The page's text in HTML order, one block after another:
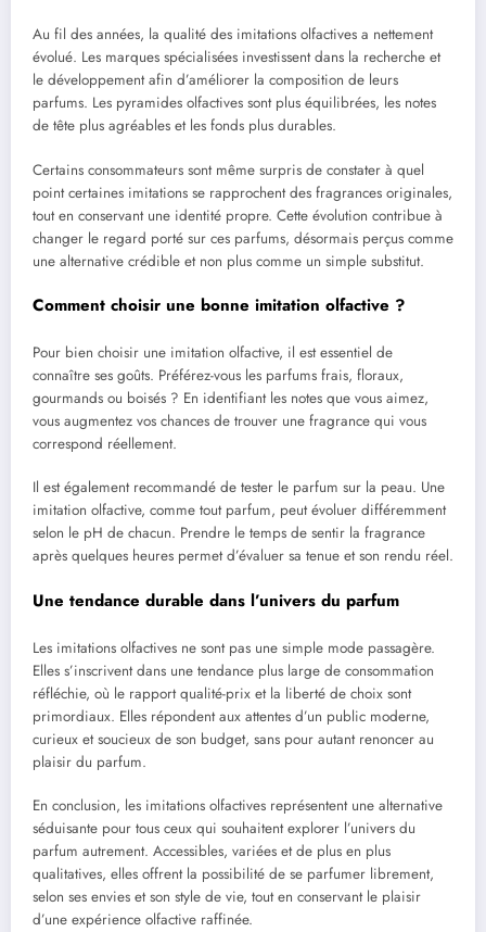
Au fil des années, la qualité des imitations olfactives a nettement
évolué. Les marques spécialisées investissent dans la recherche et
le développement afin d’améliorer la composition de leurs
parfums. Les pyramides olfactives sont plus équilibrées, les notes
de tête plus agréables et les fonds plus durables.
Certains consommateurs sont même surpris de constater à quel
point certaines imitations se rapprochent des fragrances originales,
tout en conservant une identité propre. Cette évolution contribue à
changer le regard porté sur ces parfums, désormais perçus comme
une alternative crédible et non plus comme un simple substitut.
Comment choisir une bonne imitation olfactive ?
Pour bien choisir une imitation olfactive, il est essentiel de
connaître ses goûts. Préférez-vous les parfums frais, floraux,
gourmands ou boisés ? En identifiant les notes que vous aimez,
vous augmentez vos chances de trouver une fragrance qui vous
correspond réellement.
Il est également recommandé de tester le parfum sur la peau. Une
imitation olfactive, comme tout parfum, peut évoluer différemment
selon le pH de chacun. Prendre le temps de sentir la fragrance
après quelques heures permet d’évaluer sa tenue et son rendu réel.
Une tendance durable dans l’univers du parfum
Les imitations olfactives ne sont pas une simple mode passagère.
Elles s’inscrivent dans une tendance plus large de consommation
réfléchie, où le rapport qualité-prix et la liberté de choix sont
primordiaux. Elles répondent aux attentes d’un public moderne,
curieux et soucieux de son budget, sans pour autant renoncer au
plaisir du parfum.
En conclusion, les imitations olfactives représentent une alternative
séduisante pour tous ceux qui souhaitent explorer l’univers du
parfum autrement. Accessibles, variées et de plus en plus
qualitatives, elles offrent la possibilité de se parfumer librement,
selon ses envies et son style de vie, tout en conservant le plaisir
d’une expérience olfactive raffinée.